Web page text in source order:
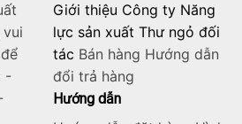
-
Giới thiệu Công ty Năng
lực sản xuất Thư ngỏ đối
tác Bán hàng Hướng dẫn
đổi trả hàng
Hướng dẫn